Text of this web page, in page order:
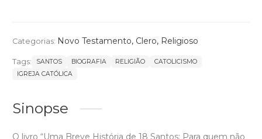
Categorias: Novo Testamento, Clero, Religioso
Tags: SANTOS BIOGRAFIA RELIGIÃO
CATOLICISMO
IGREJA CATÓLICA
Sinopse
O livro “Uma Breve História de 18 Santos: Para quem não